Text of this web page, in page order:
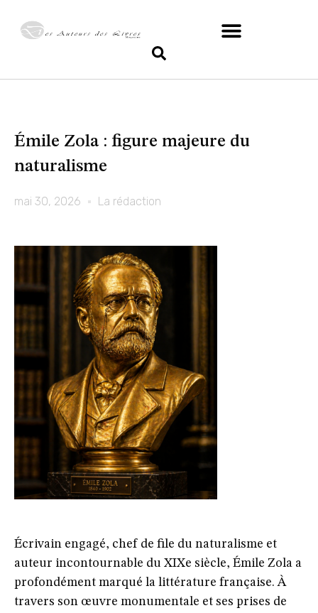
Émile Zola : figure majeure du
naturalisme
mai 30, 2026 La rédaction
Écrivain engagé, chef de file du naturalisme et
auteur incontournable du XIXe siècle, Émile Zola a
profondément marqué la littérature française. À
travers son œuvre monumentale et ses prises de